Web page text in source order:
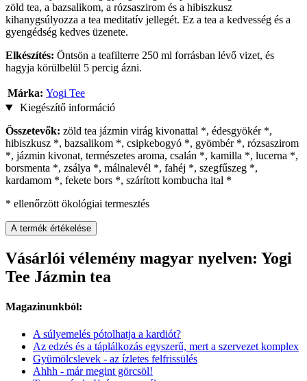
zöld tea, a bazsalikom, a rózsaszirom és a hibiszkusz
kihanygsúlyozza a tea meditatív jellegét. Ez a tea a kedvesség és a
gyengédség kedves üzenete.
Elkészítés: Öntsön a teafilterre 250 ml forrásban lévő vizet, és
hagyja körülbelül 5 percig ázni.
Márka: Yogi Tee
Kiegészítő információ
Összetevők: zöld tea jázmin virág kivonattal *, édesgyökér *,
hibiszkusz *, bazsalikom *, csipkebogyó *, gyömbér *, rózsaszirom
*, jázmin kivonat, természetes aroma, csalán *, kamilla *, lucerna *,
borsmenta *, zsálya *, málnalevél *, fahéj *, szegfűszeg *,
kardamom *, fekete bors *, szárított kombucha ital *
* ellenőrzött ökológiai termesztés
A termék értékelése
Vásárlói vélemény magyar nyelven: Yogi
Tee Jázmin tea
Magazinunkból:
A súlyemelés pótolhatja a kardiót?
Az edzés és a táplálkozás egyszerű, mert a szervezet komplex
Gyümölcslevek - az ízletes felfrissülés
Ahhh - már megint görcsöl!